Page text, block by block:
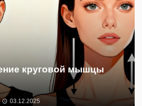
круговой мышцы
03.12.2025